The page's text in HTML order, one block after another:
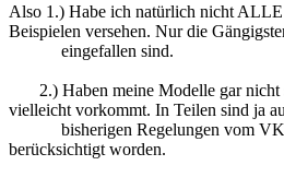
Also 1.) Habe ich natürlich nicht
Beispielen versehen. Nur die
eingefallen sind.
2.) Haben meine Modelle gar nicht
vielleicht vorkommt. In Teilen sind
bisherigen Regelungen vom
berücksichtigt worden.